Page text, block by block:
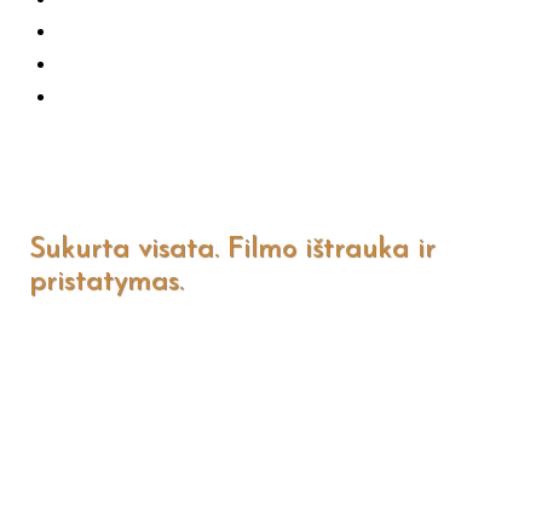
Toggle
the
button
Sukurta visata. Filmo ištrauka ir
pristatymas.